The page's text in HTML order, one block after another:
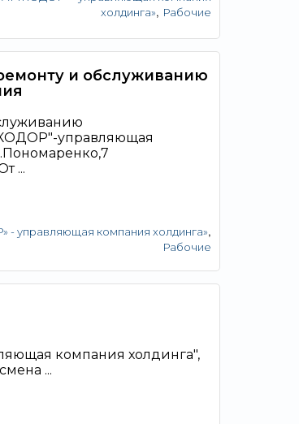
холдинга», Рабочие
и обслуживанию
управляющая
...
управляющая компания холдинга»,
Рабочие
компания холдинга",
...